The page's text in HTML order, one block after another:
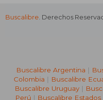
Buscalibre . Derechos
Buscalibre Argentina |
Colombia | Buscalibre
Buscalibre Uruguay|
Perú | Buscalibre Estados